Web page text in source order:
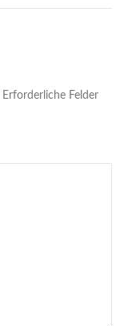
Erforderliche Felder